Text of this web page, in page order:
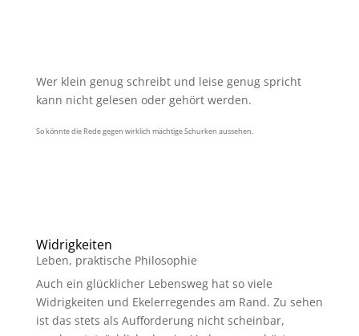
Wer klein genug schreibt und leise genug spricht
kann nicht gelesen oder gehört werden.
So könnte die Rede gegen wirklich mächtige Schurken aussehen.
Widrigkeiten
Leben, praktische Philosophie
Auch ein glücklicher Lebensweg hat so viele
Widrigkeiten und Ekelerregendes am Rand. Zu sehen
ist das stets als Aufforderung nicht scheinbar,